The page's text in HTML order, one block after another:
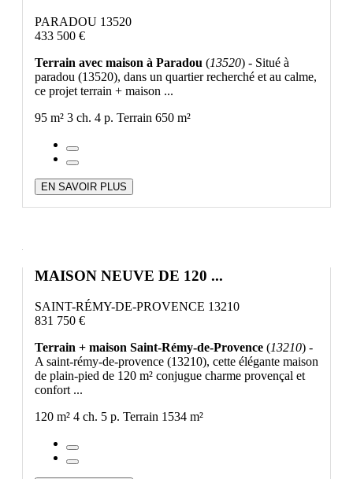
PARADOU 13520
433 500 €
Terrain avec maison à Paradou (13520) - Situé à
paradou (13520), dans un quartier recherché et au calme,
ce projet terrain + maison ...
95 m² 3 ch. 4 p. Terrain 650 m²
EN SAVOIR PLUS
MAISON NEUVE DE 120 ...
SAINT-RÉMY-DE-PROVENCE 13210
831 750 €
Terrain + maison Saint-Rémy-de-Provence (13210) -
A saint-rémy-de-provence (13210), cette élégante maison
de plain-pied de 120 m² conjugue charme provençal et
confort ...
120 m² 4 ch. 5 p. Terrain 1534 m²